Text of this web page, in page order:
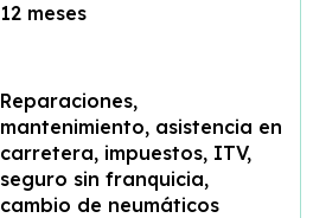
12 meses
Reparaciones,
mantenimiento, asistencia en
carretera, impuestos, ITV,
seguro sin franquicia,
cambio de neumáticos